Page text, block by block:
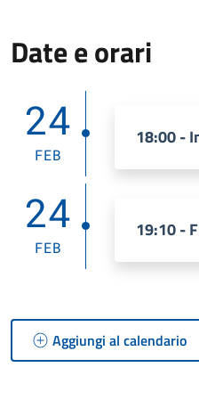
Date e orari
24
FEB
18:00 -
24
FEB
19:10 -
Aggiungi al calendario